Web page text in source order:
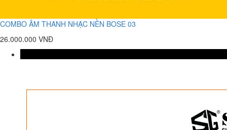
COMBO ÂM THANH NHẠC NỀN BOSE 03
26.000.000 VNĐ